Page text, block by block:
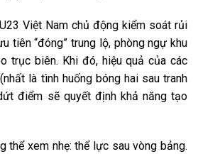
Việt Nam chủ động kiểm soát rủi
tiên “đóng” trung lộ, phòng ngự khu
trục biên. Khi đó, hiệu quả của các
là tình huống bóng hai sau tranh
điểm sẽ quyết định khả năng tạo
thể xem nhẹ: thể lực sau vòng bảng.